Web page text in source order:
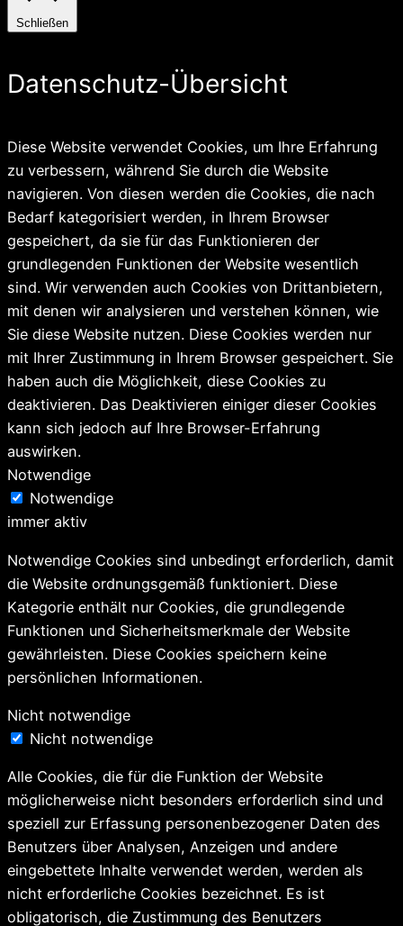
Schließen
Datenschutz-Übersicht
Diese Website verwendet Cookies, um Ihre Erfahrung
zu verbessern, während Sie durch die Website
navigieren. Von diesen werden die Cookies, die nach
Bedarf kategorisiert werden, in Ihrem Browser
gespeichert, da sie für das Funktionieren der
grundlegenden Funktionen der Website wesentlich
sind. Wir verwenden auch Cookies von Drittanbietern,
mit denen wir analysieren und verstehen können, wie
Sie diese Website nutzen. Diese Cookies werden nur
mit Ihrer Zustimmung in Ihrem Browser gespeichert. Sie
haben auch die Möglichkeit, diese Cookies zu
deaktivieren. Das Deaktivieren einiger dieser Cookies
kann sich jedoch auf Ihre Browser-Erfahrung
auswirken.
Notwendige
Notwendige
immer aktiv
Notwendige Cookies sind unbedingt erforderlich, damit
die Website ordnungsgemäß funktioniert. Diese
Kategorie enthält nur Cookies, die grundlegende
Funktionen und Sicherheitsmerkmale der Website
gewährleisten. Diese Cookies speichern keine
persönlichen Informationen.
Nicht notwendige
Nicht notwendige
Alle Cookies, die für die Funktion der Website
möglicherweise nicht besonders erforderlich sind und
speziell zur Erfassung personenbezogener Daten des
Benutzers über Analysen, Anzeigen und andere
eingebettete Inhalte verwendet werden, werden als
nicht erforderliche Cookies bezeichnet. Es ist
obligatorisch, die Zustimmung des Benutzers